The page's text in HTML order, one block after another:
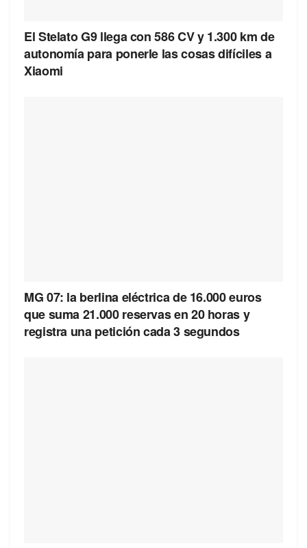
El Stelato G9 llega con 586 CV y 1.300 km de
autonomía para ponerle las cosas difíciles a
Xiaomi
MG 07: la berlina eléctrica de 16.000 euros
que suma 21.000 reservas en 20 horas y
registra una petición cada 3 segundos